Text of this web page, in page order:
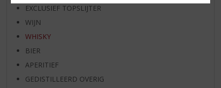
EXCLUSIEF TOPSLIJTER
WIJN
WHISKY
BIER
APERITIEF
GEDISTILLEERD OVERIG